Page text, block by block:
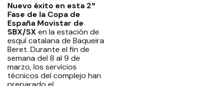
Nuevo éxito en esta 2ª
Fase de la Copa de
España Movistar de
SBX/SX en la estación de
esquí catalana de Baqueira
Beret. Durante el fin de
semana del 8 al 9 de
marzo, los servicios
técnicos del complejo han